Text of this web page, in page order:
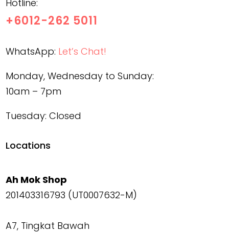
Hotline:
+6012-262 5011
WhatsApp: Let’s Chat!
Monday, Wednesday to Sunday:
10am – 7pm
Tuesday: Closed
Locations
Ah Mok Shop
201403316793 (UT0007632-M)
A7, Tingkat Bawah